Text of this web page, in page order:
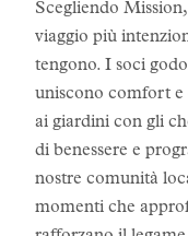
Scegliendo
viaggio più
tengono. I soci
uniscono comfort
ai giardini con gli
di benessere e
nostre comunità
momenti che